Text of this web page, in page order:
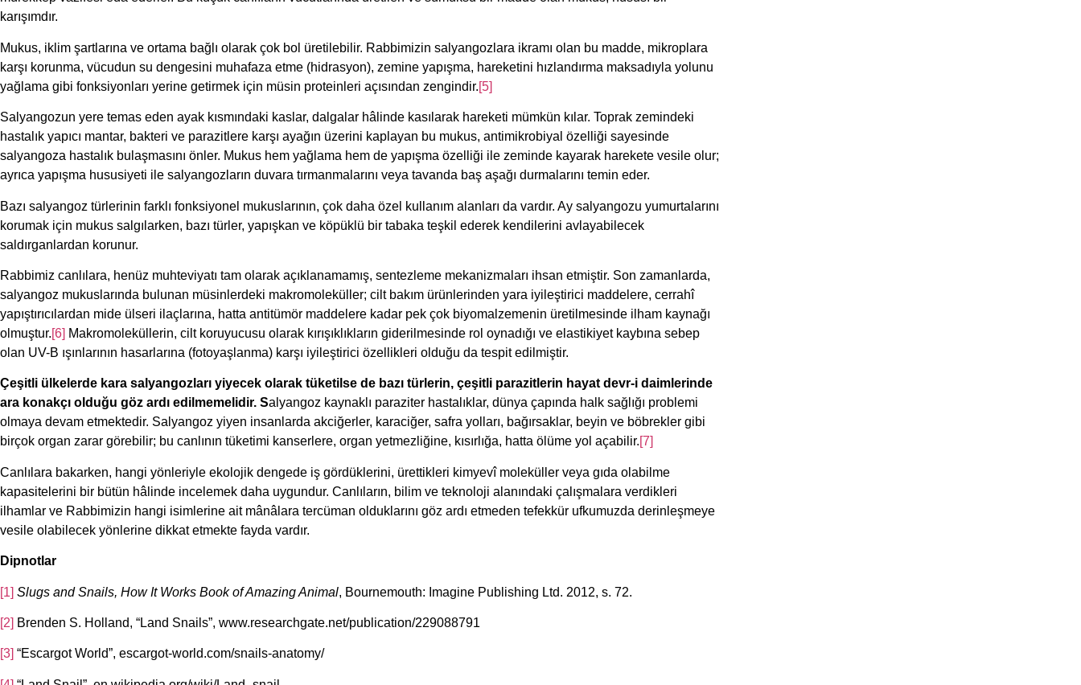
karışımdır.
Mukus, iklim şartlarına ve ortama bağlı olarak çok bol üretilebilir. Rabbimizin salyangozlara ikramı olan bu madde, mikroplara
karşı korunma, vücudun su dengesini muhafaza etme (hidrasyon), zemine yapışma, hareketini hızlandırma maksadıyla yolunu
yağlama gibi fonksiyonları yerine getirmek için müsin proteinleri açısından zengindir.[5]
Salyangozun yere temas eden ayak kısmındaki kaslar, dalgalar hâlinde kasılarak hareketi mümkün kılar. Toprak zemindeki
hastalık yapıcı mantar, bakteri ve parazitlere karşı ayağın üzerini kaplayan bu mukus, antimikrobiyal özelliği sayesinde
salyangoza hastalık bulaşmasını önler. Mukus hem yağlama hem de yapışma özelliği ile zeminde kayarak harekete vesile olur;
ayrıca yapışma hususiyeti ile salyangozların duvara tırmanmalarını veya tavanda baş aşağı durmalarını temin eder.
Bazı salyangoz türlerinin farklı fonksiyonel mukuslarının, çok daha özel kullanım alanları da vardır. Ay salyangozu yumurtalarını
korumak için mukus salgılarken, bazı türler, yapışkan ve köpüklü bir tabaka teşkil ederek kendilerini avlayabilecek
saldırganlardan korunur.
Rabbimiz canlılara, henüz muhteviyatı tam olarak açıklanamamış, sentezleme mekanizmaları ihsan etmiştir. Son zamanlarda,
salyangoz mukuslarında bulunan müsinlerdeki makromoleküller; cilt bakım ürünlerinden yara iyileştirici maddelere, cerrahî
yapıştırıcılardan mide ülseri ilaçlarına, hatta antitümör maddelere kadar pek çok biyomalzemenin üretilmesinde ilham kaynağı
olmuştur.[6] Makromoleküllerin, cilt koruyucusu olarak kırışıklıkların giderilmesinde rol oynadığı ve elastikiyet kaybına sebep
olan UV-B ışınlarının hasarlarına (fotoyaşlanma) karşı iyileştirici özellikleri olduğu da tespit edilmiştir.
Çeşitli ülkelerde kara salyangozları yiyecek olarak tüketilse de bazı türlerin, çeşitli parazitlerin hayat devr-i daimlerinde
ara konakçı olduğu göz ardı edilmemelidir. Salyangoz kaynaklı paraziter hastalıklar, dünya çapında halk sağlığı problemi
olmaya devam etmektedir. Salyangoz yiyen insanlarda akciğerler, karaciğer, safra yolları, bağırsaklar, beyin ve böbrekler gibi
birçok organ zarar görebilir; bu canlının tüketimi kanserlere, organ yetmezliğine, kısırlığa, hatta ölüme yol açabilir.[7]
Canlılara bakarken, hangi yönleriyle ekolojik dengede iş gördüklerini, ürettikleri kimyevî moleküller veya gıda olabilme
kapasitelerini bir bütün hâlinde incelemek daha uygundur. Canlıların, bilim ve teknoloji alanındaki çalışmalara verdikleri
ilhamlar ve Rabbimizin hangi isimlerine ait mânâlara tercüman olduklarını göz ardı etmeden tefekkür ufkumuzda derinleşmeye
vesile olabilecek yönlerine dikkat etmekte fayda vardır.
Dipnotlar
[1] Slugs and Snails, How It Works Book of Amazing Animal, Bournemouth: Imagine Publishing Ltd. 2012, s. 72.
[2] Brenden S. Holland, “Land Snails”, www.researchgate.net/publication/229088791
[3] “Escargot World”, escargot-world.com/snails-anatomy/